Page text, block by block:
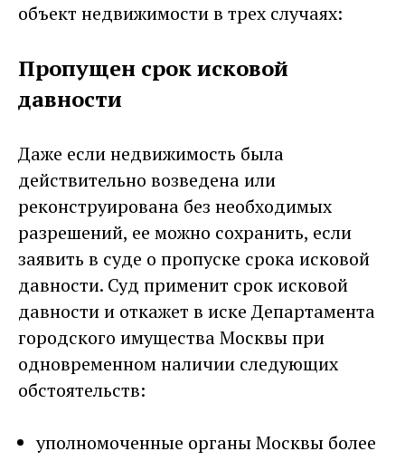
объект недвижимости в трех случаях:
Пропущен срок исковой
давности
Даже если недвижимость была
действительно возведена или
реконструирована без необходимых
разрешений, ее можно сохранить, если
заявить в суде о пропуске срока исковой
давности. Суд применит срок исковой
давности и откажет в иске Департамента
городского имущества Москвы при
одновременном наличии следующих
обстоятельств:
уполномоченные органы Москвы более